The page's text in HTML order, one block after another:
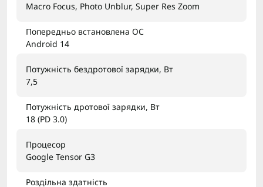
Macro Focus, Photo Unblur, Super Res Zoom
Попередньо встановлена ОС
Android 14
Потужність бездротової зарядки, Вт
7,5
Потужність дротової зарядки, Вт
18 (PD 3.0)
Процесор
Google Tensor G3
Роздільна здатність